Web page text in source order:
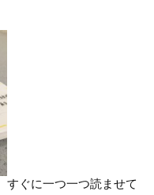
すぐに一つ一つ読ませて